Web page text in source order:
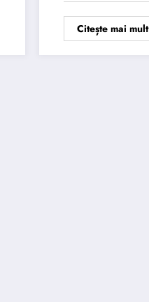
Citește mai mult